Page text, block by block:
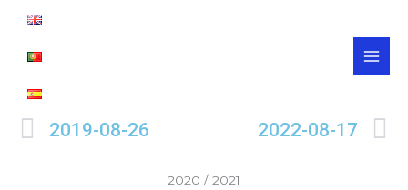
contenu
Précédent
2019-08-26 2022-08-17
2020 / 2021